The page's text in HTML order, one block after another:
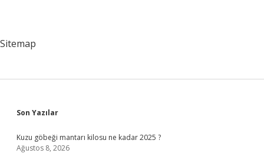
Sitemap
Sidebar
Son Yazılar
Kuzu göbeği mantarı kilosu ne kadar 2025 ?
Ağustos 8, 2026